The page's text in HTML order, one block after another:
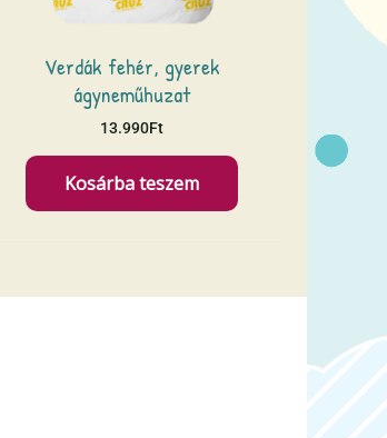
Verdák fehér, gyerek
ágyneműhuzat
13.990Ft
Kosárba teszem